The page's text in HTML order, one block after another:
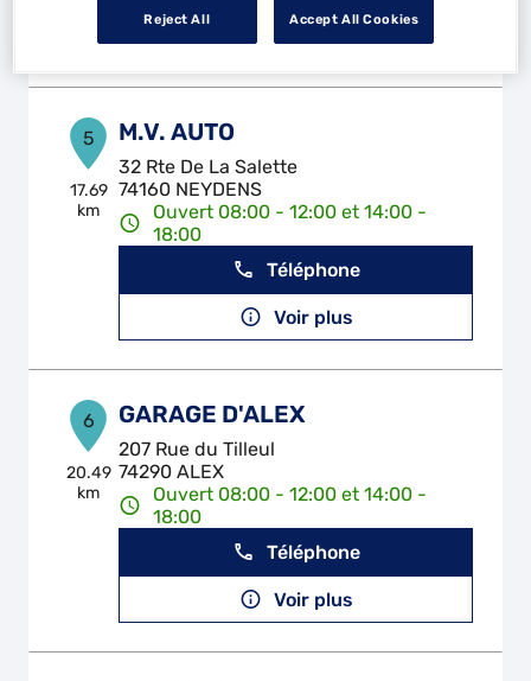
5
17.69
km
M.V. AUTO
32 Rte De La Salette
74160 NEYDENS
Ouvert 08:00 - 12:00 et 14:00 -
18:00
Téléphone
Voir plus
6
20.49
km
GARAGE D'ALEX
207 Rue du Tilleul
74290 ALEX
Ouvert 08:00 - 12:00 et 14:00 -
18:00
Téléphone
Voir plus
Reject All Accept All Cookies